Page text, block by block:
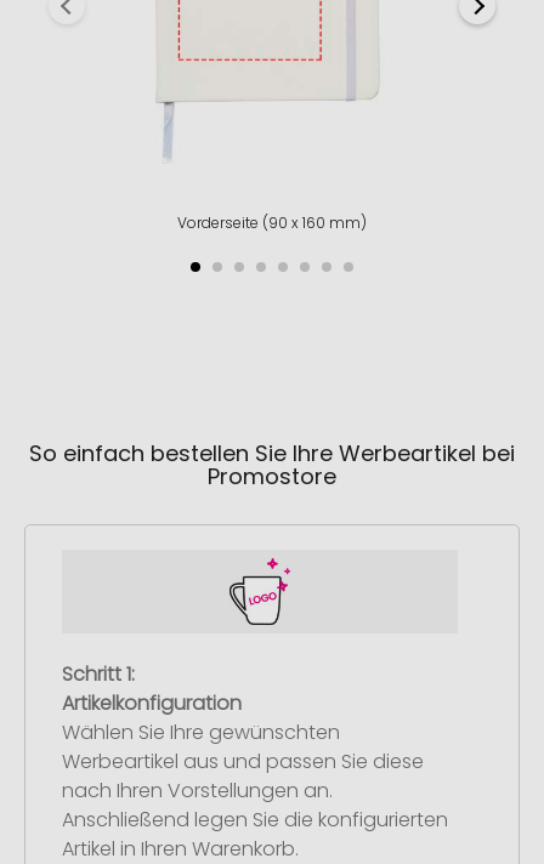
Vorderseite (90 x 160 mm)
So einfach bestellen Sie Ihre Werbeartikel bei
Promostore
Schritt 1:
Artikelkonfiguration
Wählen Sie Ihre gewünschten
Werbeartikel aus und passen Sie diese
nach Ihren Vorstellungen an.
Anschließend legen Sie die konfigurierten
Artikel in Ihren Warenkorb.